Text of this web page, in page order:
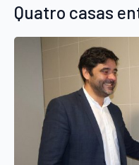
Quatro casas